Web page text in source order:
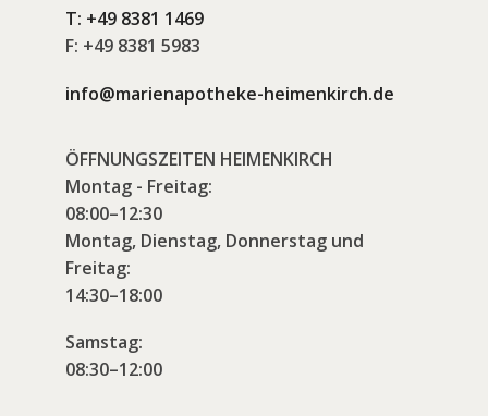
T: +49 8381 1469
F: +49 8381 5983
info@marienapotheke-heimenkirch.de
ÖFFNUNGSZEITEN HEIMENKIRCH
Montag - Freitag:
08:00–12:30
Montag, Dienstag, Donnerstag und
Freitag:
14:30–18:00
Samstag:
08:30–12:00